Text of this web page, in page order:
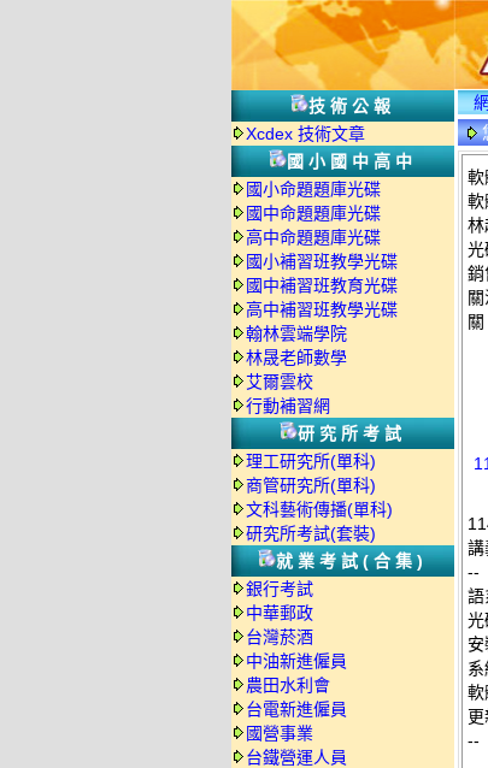
技術公報
Xcdex 技術文章
國小國中高中
國小命題題庫光碟
國中命題題庫光碟
高中命題題庫光碟
國小補習班教學光碟
國中補習班教育光碟
高中補習班教學光碟
翰林雲端學院
林晟老師數學
艾爾雲校
行動補習網
研究所考試
理工研究所(單科)
商管研究所(單科)
文科藝術傳播(單科)
研究所考試(套裝)
就業考試(合集)
銀行考試
中華郵政
台灣菸酒
中油新進僱員
農田水利會
台電新進僱員
國營事業
台鐵營運人員
軟
軟
林
光
銷
關
關
講
--
語
光
軟
--